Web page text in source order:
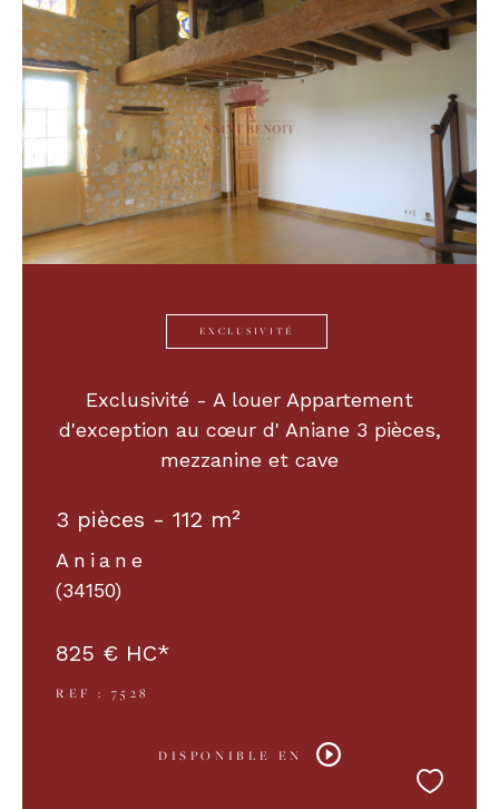
EXCLUSIVITÉ
Exclusivité - A louer Appartement
d'exception au cœur d' Aniane 3 pièces,
mezzanine et cave
3 pièces - 112 m²
Aniane
(34150)
825 € HC*
REF : 7528
DISPONIBLE EN